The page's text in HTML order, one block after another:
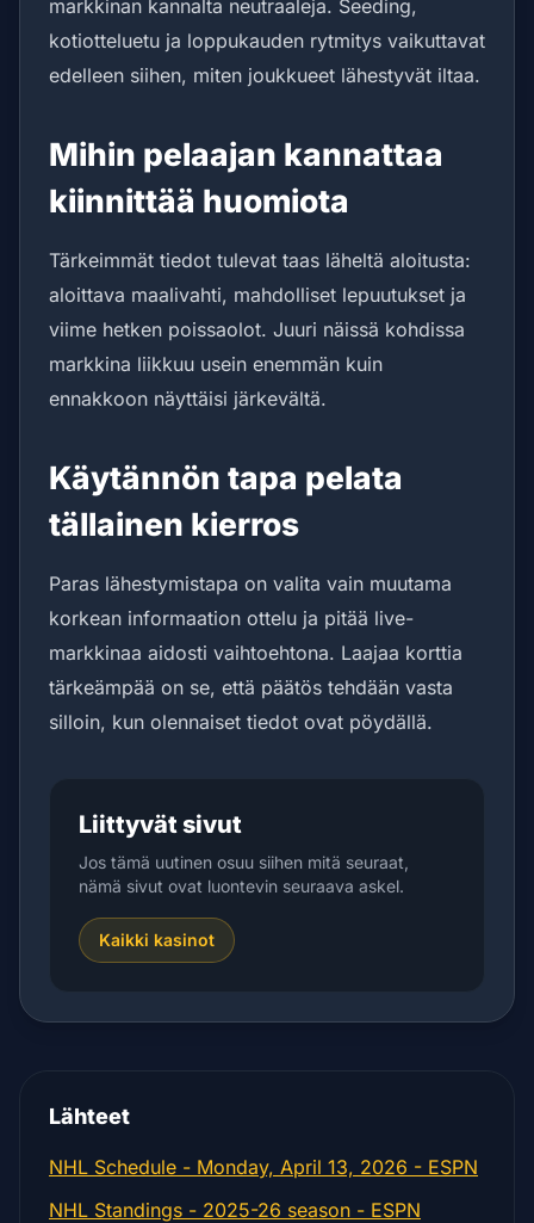
markkinan kannalta neutraaleja. Seeding,
kotiotteluetu ja loppukauden rytmitys vaikuttavat
edelleen siihen, miten joukkueet lähestyvät iltaa.
Mihin pelaajan kannattaa
kiinnittää huomiota
Tärkeimmät tiedot tulevat taas läheltä aloitusta:
aloittava maalivahti, mahdolliset lepuutukset ja
viime hetken poissaolot. Juuri näissä kohdissa
markkina liikkuu usein enemmän kuin
ennakkoon näyttäisi järkevältä.
Käytännön tapa pelata
tällainen kierros
Paras lähestymistapa on valita vain muutama
korkean informaation ottelu ja pitää live-
markkinaa aidosti vaihtoehtona. Laajaa korttia
tärkeämpää on se, että päätös tehdään vasta
silloin, kun olennaiset tiedot ovat pöydällä.
Liittyvät sivut
Jos tämä uutinen osuu siihen mitä seuraat,
nämä sivut ovat luontevin seuraava askel.
Kaikki kasinot
Lähteet
NHL Schedule - Monday, April 13, 2026 - ESPN
NHL Standings - 2025-26 season - ESPN